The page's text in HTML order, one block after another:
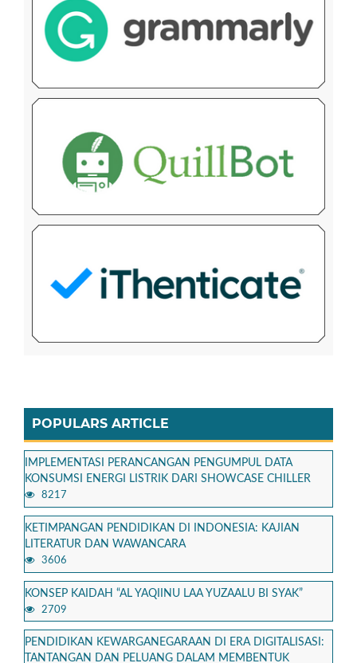
POPULARS ARTICLE
IMPLEMENTASI PERANCANGAN PENGUMPUL DATA
KONSUMSI ENERGI LISTRIK DARI SHOWCASE CHILLER
8217
KETIMPANGAN PENDIDIKAN DI INDONESIA: KAJIAN
LITERATUR DAN WAWANCARA
3606
KONSEP KAIDAH “AL YAQIINU LAA YUZAALU BI SYAK”
2709
PENDIDIKAN KEWARGANEGARAAN DI ERA DIGITALISASI:
TANTANGAN DAN PELUANG DALAM MEMBENTUK